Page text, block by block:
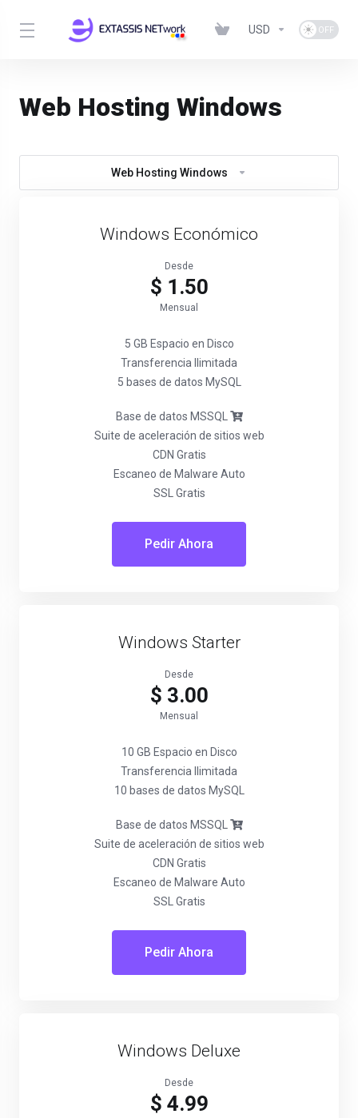
USD
Web Hosting Windows
Web Hosting Windows
Windows Económico
Desde
$ 1.50
Mensual
5 GB Espacio en Disco
Transferencia Ilimitada
5 bases de datos MySQL
Base de datos MSSQL
Suite de aceleración de sitios web
CDN Gratis
Escaneo de Malware Auto
SSL Gratis
Pedir Ahora
Windows Starter
Desde
$ 3.00
Mensual
10 GB Espacio en Disco
Transferencia Ilimitada
10 bases de datos MySQL
Base de datos MSSQL
Suite de aceleración de sitios web
CDN Gratis
Escaneo de Malware Auto
SSL Gratis
Pedir Ahora
Windows Deluxe
Desde
$ 4.99